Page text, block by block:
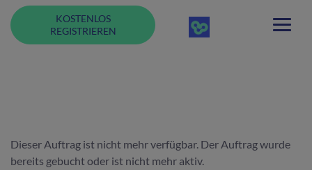
KOSTENLOS
REGISTRIEREN
Dieser Auftrag ist nicht mehr verfügbar. Der Auftrag wurde
bereits gebucht oder ist nicht mehr aktiv.